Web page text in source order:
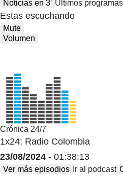
Noticias en 3′ Últimos programas
Estas escuchando
Mute
Volumen
Crónica 24/7
1x24: Radio Colombia
23/08/2024 - 01:38:13
Ver más episodios Ir al podcast